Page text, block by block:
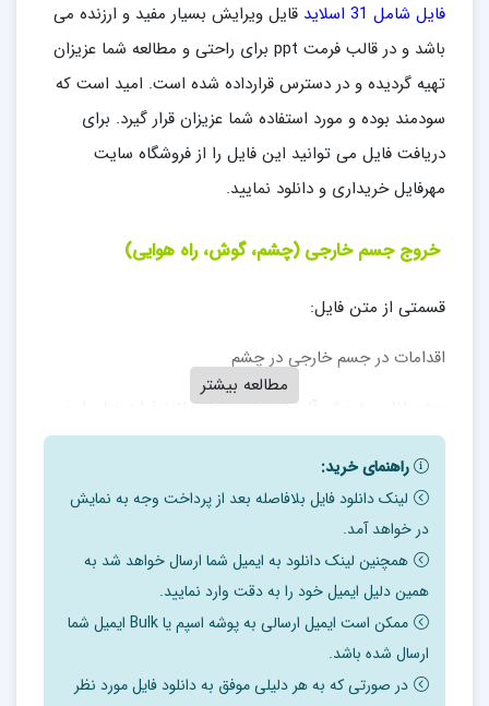
فایل شامل 31 اسلاید
قایل ویرایش بسیار مفید و ارزنده می
باشد و در قالب فرمت ppt برای راحتی و مطالعه شما عزیزان
تهیه گردیده و در دسترس قرارداده شده است. امید است که
سودمند بوده و مورد استفاده شما عزیزان قرار گیرد. برای
دریافت فایل می توانید این فایل را از فروشگاه سایت
مهرفایل خریداری و دانلود نمایید.
خروج جسم خارجی(چشم، گوش، راه هوایی)
قسمتی از متن فایل:
اقدامات در جسم خارجی در چشم
چشم اغلب خودش آلودگی های ریزی مانند ذرات غبار را به
طور خودکار و ترشح اشک و پلک زدن پاک می کند
اما اگر ذره ای داخل چشم رفته که با اشک ریزش و پلک زدن
بیرون نمی آید، باید به سرعت به چشم پزشک مراجعه کنید
تا خطر آسیب رسیدن به چشم در اثر خاراندن، عفونت یا
احیانا مواجهه با موادشیمیایی تا حدود زیادی از بین برود.
اگر آشغالی وارد چشم اتان شده:
مطالعه بیشتر
راهنمای خرید:
لینک دانلود فایل بلافاصله بعد از پرداخت وجه به نمایش
در خواهد آمد.
همچنین لینک دانلود به ایمیل شما ارسال خواهد شد به
همین دلیل ایمیل خود را به دقت وارد نمایید.
ممکن است ایمیل ارسالی به پوشه اسپم یا Bulk ایمیل شما
ارسال شده باشد.
در صورتی که به هر دلیلی موفق به دانلود فایل مورد نظر